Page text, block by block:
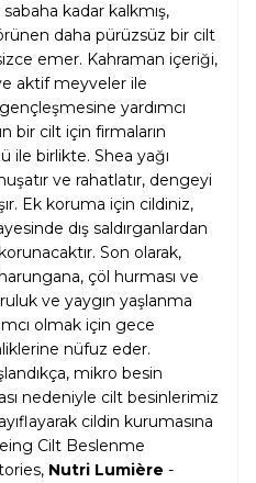
kadar kalkmış,
daha pürüzsüz bir cilt
emer. Kahraman içeriği,
aktif meyveler ile
yardımcı
bir cilt için firmaların
ile birlikte. Shea yağı
ve rahatlatır, dengeyi
Ek koruma için cildiniz,
dış saldırganlardan
Son olarak,
çöl hurması ve
ve yaygın yaşlanma
olmak için gece
nüfuz eder.
mikro besin
nedeniyle cilt besinlerimiz
cildin kurumasına
Cilt Beslenme
Nutri Lumière -